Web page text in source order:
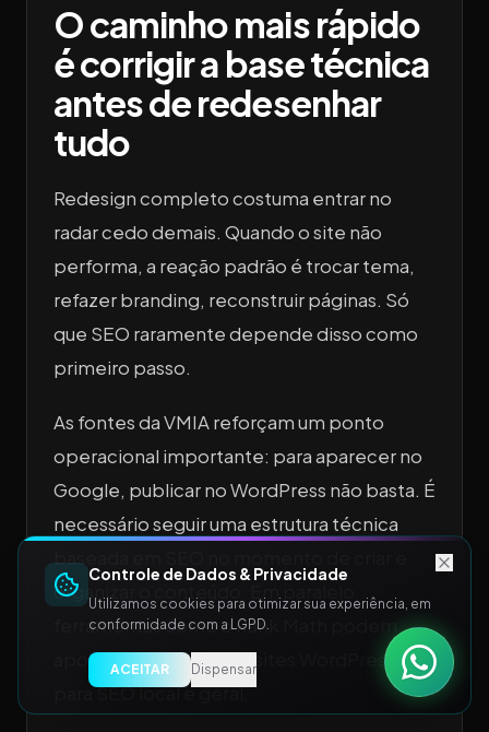
O caminho mais rápido
é corrigir a base técnica
antes de redesenhar
tudo
Redesign completo costuma entrar no
radar cedo demais. Quando o site não
performa, a reação padrão é trocar tema,
refazer branding, reconstruir páginas. Só
que SEO raramente depende disso como
primeiro passo.
As fontes da VMIA reforçam um ponto
operacional importante: para aparecer no
Google, publicar no WordPress não basta. É
necessário seguir uma estrutura técnica
baseada em SEO no momento de criar e
organizar o conteúdo. Em paralelo,
ferramentas como o Rank Math podem
apoiar a otimização de sites WordPress
para SEO local e geral.
Controle de Dados & Privacidade
Utilizamos cookies para otimizar sua experiência, em
conformidade com a LGPD.
ACEITAR Dispensar